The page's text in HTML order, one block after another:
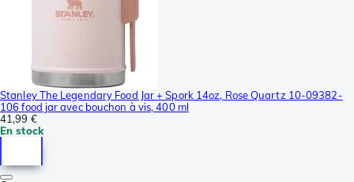
Stanley The Legendary Food Jar + Spork 14oz, Rose Quartz 10-09382-
106 food jar avec bouchon à vis, 400 ml
41,99 €
En stock